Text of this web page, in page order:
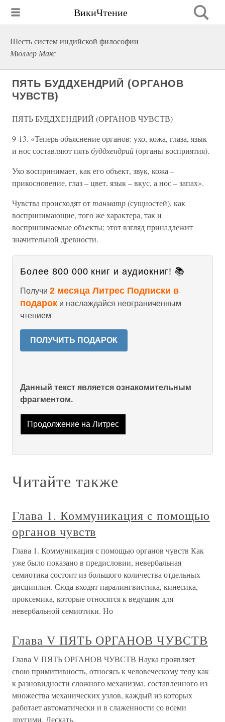
ВикиЧтение
Шесть систем индийской философии
Мюллер Макс
ПЯТЬ БУДДХЕНДРИЙ (ОРГАНОВ
ЧУВСТВ)
ПЯТЬ БУДДХЕНДРИЙ (ОРГАНОВ ЧУВСТВ)
9-13. «Теперь объяснение органов: ухо, кожа, глаза, язык
и нос составляют пятьбуддхендрий(органы восприятия).
Ухо воспринимает, как его объект, звук, кожа –
прикосновение, глаз – цвет, язык – вкус, а нос – запах».
Чувства происходят оттанматр(сущностей), как
воспринимающие, того же характера, так и
воспринимаемые объекты; этот взгляд принадлежит
значительной древности.
Более 800 000 книг и аудиокниг! 📚
Получи 2 месяца Литрес Подписки в
подарок и наслаждайся неограниченным
чтением
ПОЛУЧИТЬ ПОДАРОК
Данный текст является ознакомительным
фрагментом.
Продолжение на Литрес
Читайте также
Глава 1. Коммуникация с помощью
органов чувств
Глава 1. Коммуникация с помощью органов чувств Как
уже было показано в предисловии, невербальная
семиотика состоит из большого количества отдельных
дисциплин. Сюда входят паралингвистика, кинесика,
проксемика, которые относятся к ведущим для
невербальной семиотики. Но
Глава V ПЯТЬ ОРГАНОВ ЧУВСТВ
Глава V ПЯТЬ ОРГАНОВ ЧУВСТВ Наука проявляет
свою примитивность, относясь к человеческому телу как
к разновидности сложного механизма, составленного из
множества механических узлов, каждый из которых
работает автоматически и в слаженности со всеми
другими. Дескать,